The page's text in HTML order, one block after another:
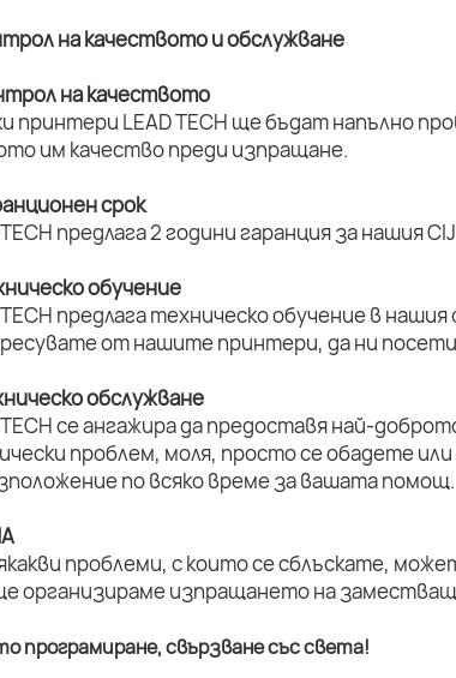
на качеството и обслужване
на качеството
принтери LEAD TECH ще бъдат напълно
им качество преди изпращане.
срок
TECH предлага 2 години гаранция за нашия
обучение
TECH предлага техническо обучение в
от нашите принтери, да ни
обслужване
TECH се ангажира да предоставя най-
проблем, моля, просто се обадете
по всяко време за вашата помощ.
проблеми, с които се сблъскате,
организираме изпращането на
програмиране, свързване със света!